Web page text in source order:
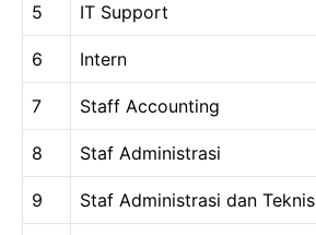
5 IT Support
6 Intern
7 Staff Accounting
8 Staf Administrasi
9 Staf Administrasi dan Teknis